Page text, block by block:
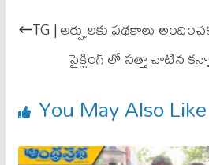
ok A
pp
TG | అర్హులకు ప‌థ‌కాలు
సైక్లింగ్ లో సత్తా చాటిన
You May Also Like